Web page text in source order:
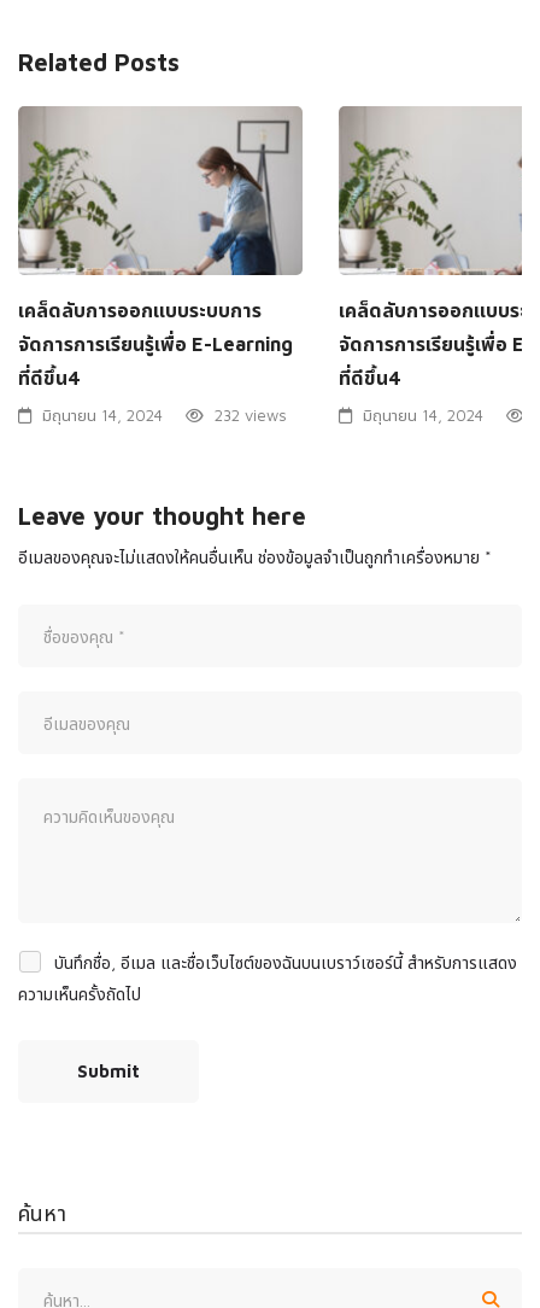
Related Posts
เคล็ดลับการออกแบบระบบการ
จัดการการเรียนรู้เพื่อ E-Learning
ที่ดีขึ้น4
มิถุนายน 14, 2024 232 views
เคล็ดลับการออกแบบระ
จัดการการเรียนรู้เพื่อ
ที่ดีขึ้น4
มิถุนายน 14, 2024
Leave your thought here
อีเมลของคุณจะไม่แสดงให้คนอื่นเห็น ช่องข้อมูลจำเป็นถูกทำเครื่องหมาย *
บันทึกชื่อ, อีเมล และชื่อเว็บไซต์ของฉันบนเบราว์เซอร์นี้ สำหรับการแสดง
ความเห็นครั้งถัดไป
ค้นหา